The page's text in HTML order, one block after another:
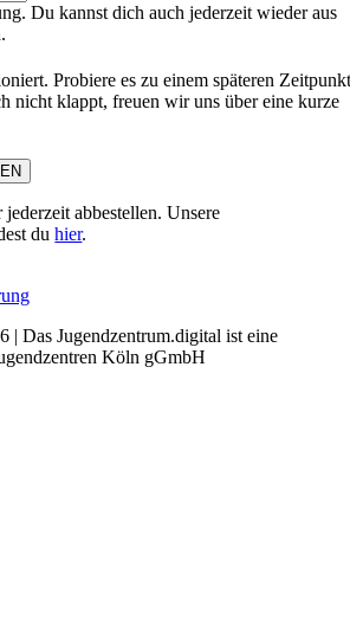
Du kannst dich auch jederzeit wieder aus
Probiere es zu einem späteren
nicht klappt, freuen wir uns über eine kurze
abbestellen. Unsere
duhier.
| Das Jugendzentrum.digital ist eine
Köln gGmbH